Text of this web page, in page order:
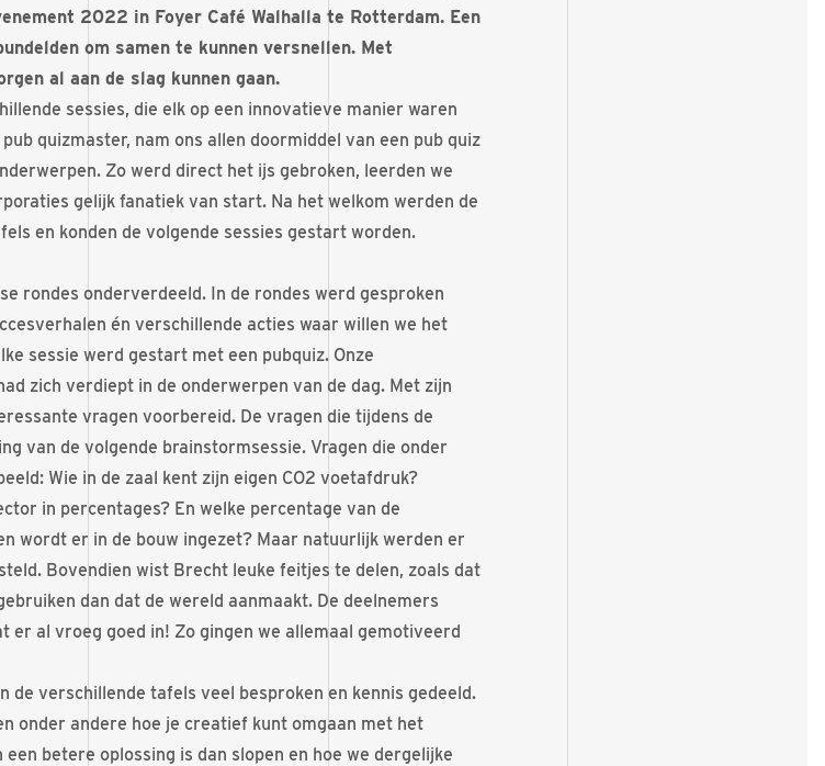
2022 in Foyer Café Walhalla te Rotterdam. Een
om samen te kunnen versnellen. Met
al aan de slag kunnen gaan.
sessies, die elk op een innovatieve manier waren
quizmaster, nam ons allen doormiddel van een pub quiz
Zo werd direct het ijs gebroken, leerden we
gelijk fanatiek van start. Na het welkom werden de
en konden de volgende sessies gestart worden.
rondes onderverdeeld. In de rondes werd gesproken
én verschillende acties waar willen we het
sessie werd gestart met een pubquiz. Onze
zich verdiept in de onderwerpen van de dag. Met zijn
vragen voorbereid. De vragen die tijdens de
van de volgende brainstormsessie. Vragen die onder
Wie in de zaal kent zijn eigen CO2 voetafdruk?
in percentages? En welke percentage van de
wordt er in de bouw ingezet? Maar natuurlijk werden er
Bovendien wist Brecht leuke feitjes te delen, zoals dat
dan dat de wereld aanmaakt. De deelnemers
er al vroeg goed in! Zo gingen we allemaal gemotiveerd
de verschillende tafels veel besproken en kennis gedeeld.
onder andere hoe je creatief kunt omgaan met het
betere oplossing is dan slopen en hoe we dergelijke